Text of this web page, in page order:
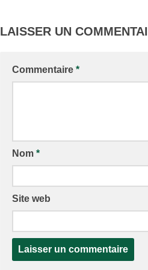
LAISSER UN
Commentaire *
Nom *
Site web